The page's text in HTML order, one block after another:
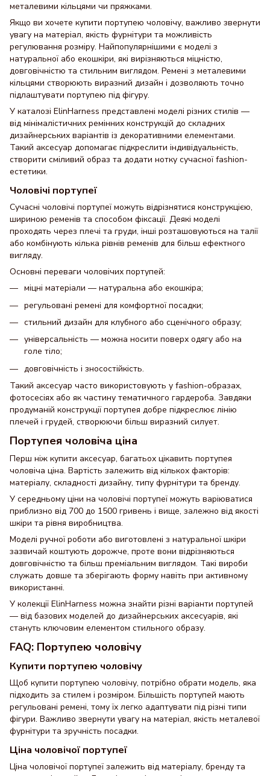
металевими кільцями чи пряжками.
Якщо ви хочете купити портупею чоловічу, важливо звернути
увагу на матеріал, якість фурнітури та можливість
регулювання розміру. Найпопулярнішими є моделі з
натуральної або екошкіри, які вирізняються міцністю,
довговічністю та стильним виглядом. Ремені з металевими
кільцями створюють виразний дизайн і дозволяють точно
підлаштувати портупею під фігуру.
У каталозі ElinHarness представлені моделі різних стилів —
від мінімалістичних ремінних конструкцій до складних
дизайнерських варіантів із декоративними елементами.
Такий аксесуар допомагає підкреслити індивідуальність,
створити сміливий образ та додати нотку сучасної fashion-
естетики.
Чоловічі портупеї
Сучасні чоловічі портупеї можуть відрізнятися конструкцією,
шириною ременів та способом фіксації. Деякі моделі
проходять через плечі та груди, інші розташовуються на талії
або комбінують кілька рівнів ременів для більш ефектного
вигляду.
Основні переваги чоловічих портупей:
міцні матеріали — натуральна або екошкіра;
регульовані ремені для комфортної посадки;
стильний дизайн для клубного або сценічного образу;
універсальність — можна носити поверх одягу або на
голе тіло;
довговічність і зносостійкість.
Такий аксесуар часто використовують у fashion-образах,
фотосесіях або як частину тематичного гардероба. Завдяки
продуманій конструкції портупея добре підкреслює лінію
плечей і грудей, створюючи більш виразний силует.
Портупея чоловіча ціна
Перш ніж купити аксесуар, багатьох цікавить портупея
чоловіча ціна. Вартість залежить від кількох факторів:
матеріалу, складності дизайну, типу фурнітури та бренду.
У середньому ціни на чоловічі портупеї можуть варіюватися
приблизно від 700 до 1500 гривень і вище, залежно від якості
шкіри та рівня виробництва.
Моделі ручної роботи або виготовлені з натуральної шкіри
зазвичай коштують дорожче, проте вони відрізняються
довговічністю та більш преміальним виглядом. Такі вироби
служать довше та зберігають форму навіть при активному
використанні.
У колекції ElinHarness можна знайти різні варіанти портупей
— від базових моделей до дизайнерських аксесуарів, які
стануть ключовим елементом стильного образу.
FAQ: Портупею чоловічу
Купити портупею чоловічу
Щоб купити портупею чоловічу, потрібно обрати модель, яка
підходить за стилем і розміром. Більшість портупей мають
регульовані ремені, тому їх легко адаптувати під різні типи
фігури. Важливо звернути увагу на матеріал, якість металевої
фурнітури та зручність посадки.
Ціна чоловічої портупеї
Ціна чоловічої портупеї залежить від матеріалу, бренду та